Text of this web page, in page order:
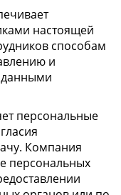
настоящей
способам
и
персональные
Компания
персональных